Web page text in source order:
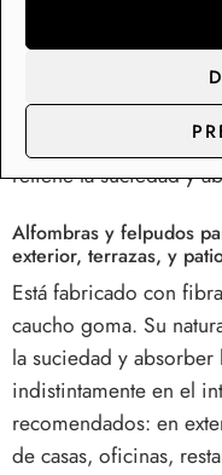
Evita que el suelo de
de manchas, huellas y
nuestros felpudo
y caucho natural.
retiene la suciedad y
Alfombras y felpudos
exterior, terrazas, y
Está fabricado con
caucho goma. Su
la suciedad y
indistintamente en el
recomendados: en
de casas, oficinas,